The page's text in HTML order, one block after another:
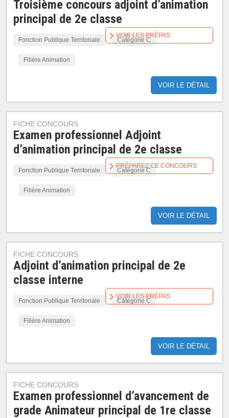
Troisième concours adjoint d’animation
principal de 2e classe
Fonction Publique Territoriale Catégorie C
Filière Animation
VOIR LE DÉTAIL
VOIR LES PRÉPAS
FICHE CONCOURS
Examen professionnel Adjoint
d’animation principal de 2e classe
Fonction Publique Territoriale Catégorie C
Filière Animation
VOIR LE DÉTAIL
PRÉPAREZ CE CONCOURS
FICHE CONCOURS
Adjoint d’animation principal de 2e
classe interne
Fonction Publique Territoriale Catégorie C
Filière Animation
VOIR LE DÉTAIL
VOIR LES PRÉPAS
FICHE CONCOURS
Examen professionnel d’avancement de
grade Animateur principal de 1re classe